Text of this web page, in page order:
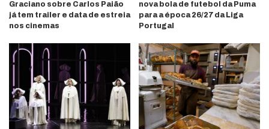
Graciano sobre Carlos Paião
já tem trailer e data de estreia
nos cinemas
nova bola de futebol da Puma
para a época 26/27 da Liga
Portugal